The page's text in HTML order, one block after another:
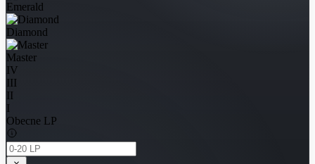
Emerald
Diamond
Master
IV
III
II
I
Obecne LP